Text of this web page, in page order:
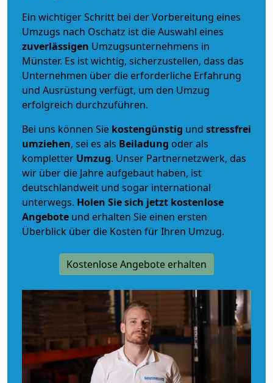
Ein wichtiger Schritt bei der Vorbereitung eines
Umzugs nach Oschatz ist die Auswahl eines
zuverlässigen Umzugsunternehmens in
Münster. Es ist wichtig, sicherzustellen, dass das
Unternehmen über die erforderliche Erfahrung
und Ausrüstung verfügt, um den Umzug
erfolgreich durchzuführen.
Bei uns können Sie kostengünstig und stressfrei
umziehen, sei es als Beiladung oder als
kompletter Umzug. Unser Partnernetzwerk, das
wir über die Jahre aufgebaut haben, ist
deutschlandweit und sogar international
unterwegs. Holen Sie sich jetzt kostenlose
Angebote und erhalten Sie einen ersten
Überblick über die Kosten für Ihren Umzug.
Kostenlose Angebote erhalten